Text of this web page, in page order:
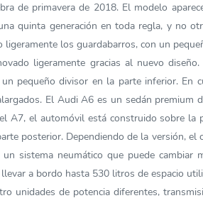
primavera de 2018. El modelo
quinta generación en toda regla, y no
los guardabarros, con un
ligeramente gracias al nuevo
pequeño divisor en la parte inferior.
El Audi A6 es un sedán
el automóvil está construido sobre
posterior. Dependiendo de la versión,
sistema neumático que puede
a bordo hasta 530 litros de espacio
unidades de potencia diferentes,